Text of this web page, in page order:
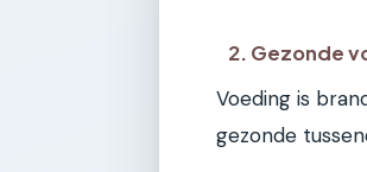
2. Gezonde
Voeding is
gezonde